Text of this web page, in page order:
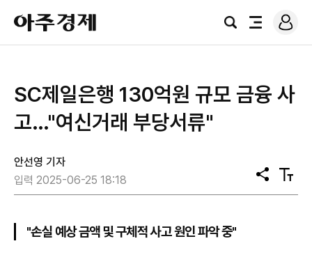
아
주
경
검
전
로
그
SC제일은행 130억원 규모 금융 사
고…"여신거래 부당서류"
안선영 기자
입력 2025-06-25 18:18
공
유
텍
스
"손실 예상 금액 및 구체적 사고 원인 파악 중"